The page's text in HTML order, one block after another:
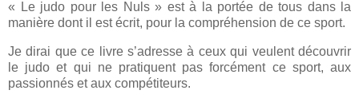
« Le judo pour les Nuls » est à la portée de tous dans la
manière dont il est écrit, pour la compréhension de ce sport.
Je dirai que ce livre s’adresse à ceux qui veulent découvrir
le judo et qui ne pratiquent pas forcément ce sport, aux
passionnés et aux compétiteurs.